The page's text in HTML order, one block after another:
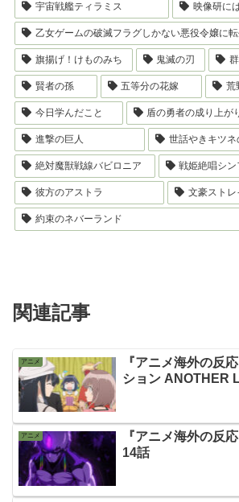
宇宙戦艦ティラミス 映像研に
乙女ゲームの破滅フラグしかない悪役令嬢に
旗揚げ！けものみち 鬼滅の刃
賢者の孫 五等分の花嫁 荒
今日学んだこと 盾の勇者の成り上が
進撃の巨人 世話やきキツネ
絶対魔獣戦線バビロニア 戦姫絶唱シン
彼方のアストラ 文豪ストレ
約束のネバーランド
関連記事
アニメ
『アニメ海外の反
ション
アニメ
『アニメ海外の反
14話